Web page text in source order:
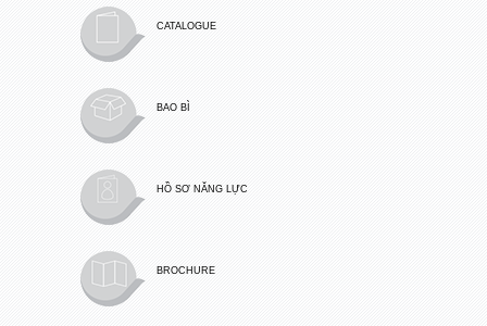
CATALOGUE
BAO BÌ
HỒ SƠ NĂNG LỰC
BROCHURE